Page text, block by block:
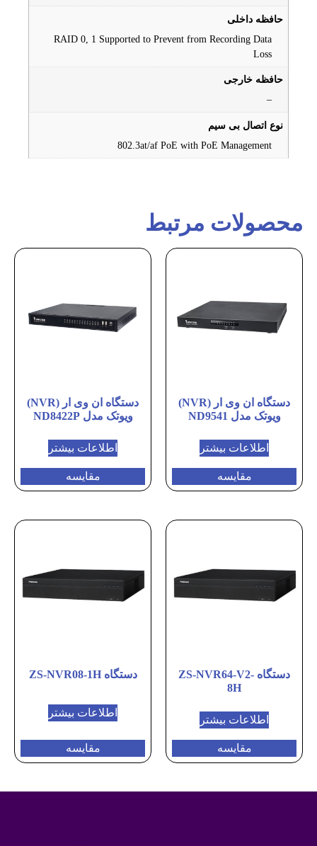
حافظه داخلی
RAID 0, 1 Supported to Prevent from Recording Data
Loss
حافظه خارجی
–
نوع اتصال بی سیم
802.3at/af PoE with PoE Management
محصولات مرتبط
دستگاه ان وی ار (NVR)
ویوتک مدل ND9541
اطلاعات بیشتر
مقایسه
دستگاه ان وی ار (NVR)
ویوتک مدل ND8422P
اطلاعات بیشتر
مقایسه
دستگاه ZS-NVR64-V2-
8H
اطلاعات بیشتر
مقایسه
دستگاه ZS-NVR08-1H
اطلاعات بیشتر
مقایسه